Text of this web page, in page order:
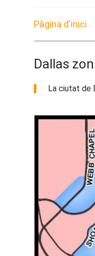
Pàgina d'inici
Dallas
La ciutat de